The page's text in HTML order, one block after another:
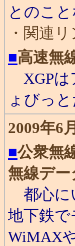
とのこ
・関連
■高速無
XGPは
ょびっ
2009年6
■公衆無
無線デー
都心に
地下鉄
WiMAX